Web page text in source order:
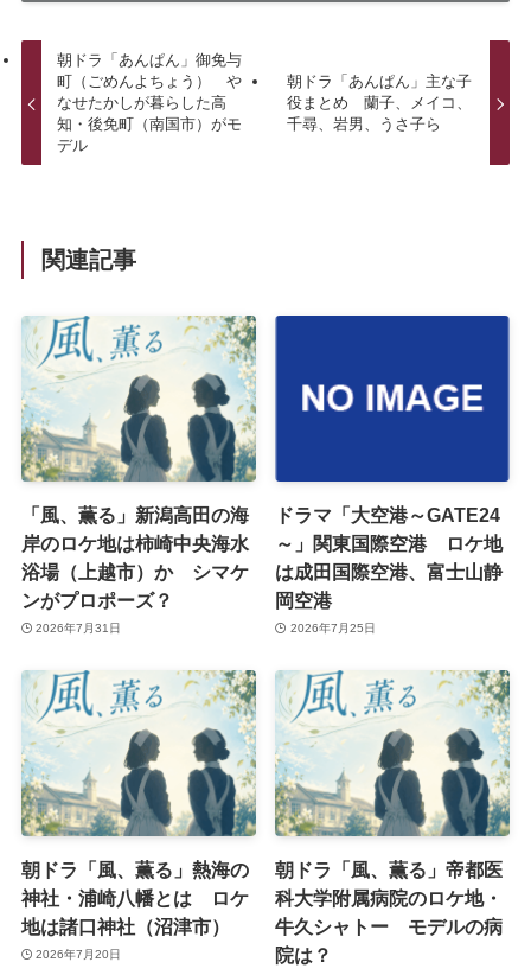
朝ドラ「あんぱん」御免与
町（ごめんよちょう） や
なせたかしが暮らした高
知・後免町（南国市）がモ
デル
朝ドラ「あんぱん」主な子
役まとめ 蘭子、メイコ、
千尋、岩男、うさ子ら
関連記事
「風、薫る」新潟高田の海
岸のロケ地は柿崎中央海水
浴場（上越市）か シマケ
ンがプロポーズ？
2026年7月31日
ドラマ「大空港～GATE24
～」関東国際空港 ロケ地
は成田国際空港、富士山静
岡空港
2026年7月25日
朝ドラ「風、薫る」熱海の
神社・浦崎八幡とは ロケ
地は諸口神社（沼津市）
2026年7月20日
朝ドラ「風、薫る」帝都医
科大学附属病院のロケ地・
牛久シャトー モデルの病
院は？